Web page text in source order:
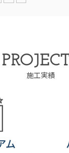
施工実績
ム